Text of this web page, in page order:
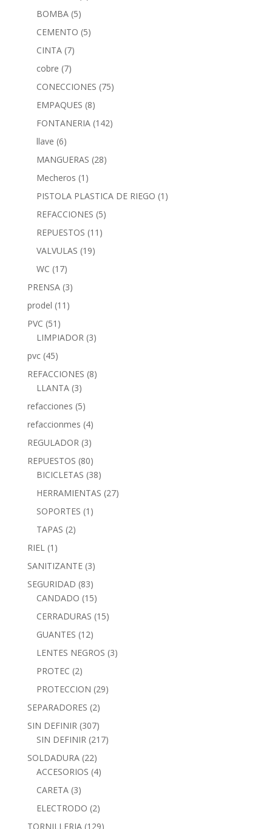
BOMBA (5)
CEMENTO (5)
CINTA (7)
cobre (7)
CONECCIONES (75)
EMPAQUES (8)
FONTANERIA (142)
llave (6)
MANGUERAS (28)
Mecheros (1)
PISTOLA PLASTICA DE RIEGO (1)
REFACCIONES (5)
REPUESTOS (11)
VALVULAS (19)
WC (17)
PRENSA (3)
prodel (11)
PVC (51)
LIMPIADOR (3)
pvc (45)
REFACCIONES (8)
LLANTA (3)
refacciones (5)
refaccionmes (4)
REGULADOR (3)
REPUESTOS (80)
BICICLETAS (38)
HERRAMIENTAS (27)
SOPORTES (1)
TAPAS (2)
RIEL (1)
SANITIZANTE (3)
SEGURIDAD (83)
CANDADO (15)
CERRADURAS (15)
GUANTES (12)
LENTES NEGROS (3)
PROTEC (2)
PROTECCION (29)
SEPARADORES (2)
SIN DEFINIR (307)
SIN DEFINIR (217)
SOLDADURA (22)
ACCESORIOS (4)
CARETA (3)
ELECTRODO (2)
TORNILLERIA (129)